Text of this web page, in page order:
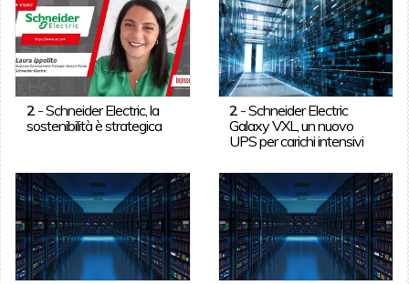
2-Schneider Electric, la
sostenibilità è strategica
2 -Schneider Electric
Galaxy VXL, un nuovo
UPS per carichi intensivi